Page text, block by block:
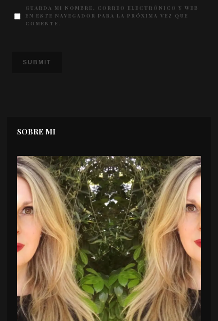
GUARDA MI NOMBRE, CORREO ELECTRÓNICO Y WEB
EN ESTE NAVEGADOR PARA LA PRÓXIMA VEZ QUE
COMENTE.
SOBRE MI